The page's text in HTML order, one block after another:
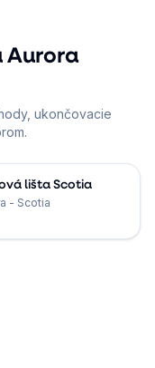
Aurora
ukončovacie
lišta Scotia
- Scotia